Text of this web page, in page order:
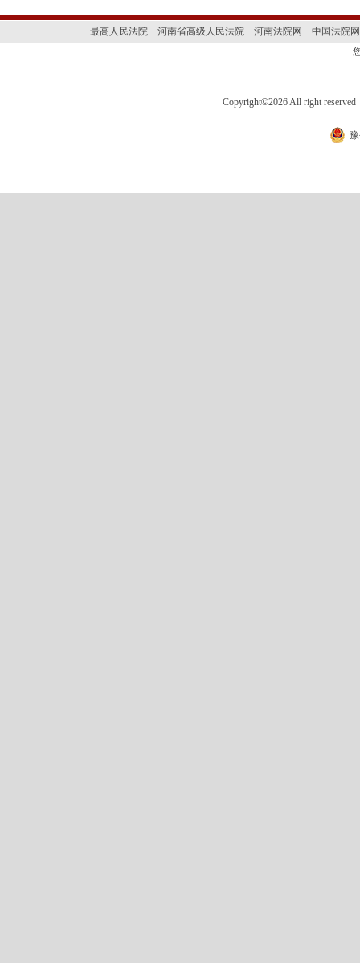
最高人民法院 河南省高级人民法院 河南法院网
中国法院网
Copyright©2026 All right